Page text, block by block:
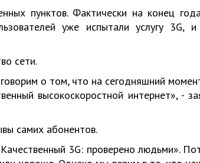
пунктов. Фактически на конец
уже испытали услугу 3G,
сети.
о том, что на сегодняшний
высокоскоростной интернет», -
самих абонентов.
3G: проверено людьми».